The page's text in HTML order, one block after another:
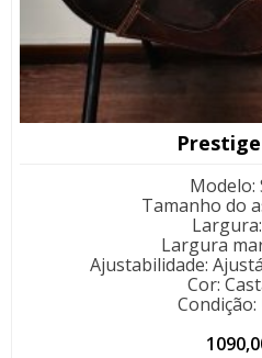
Modelo:
Tamanho do
Largura:
Largura
Ajustabilidade:
Cor:
Condição: